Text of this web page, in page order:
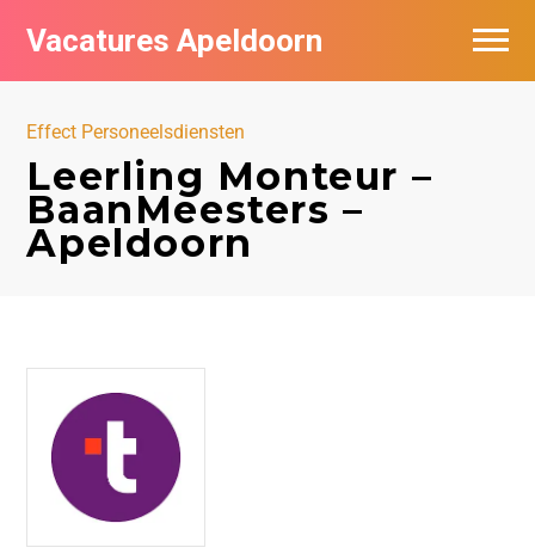
Vacatures Apeldoorn
Effect Personeelsdiensten
Leerling Monteur –
BaanMeesters –
Apeldoorn
Vacatures per bedrijf
Nieuwsbrief feed